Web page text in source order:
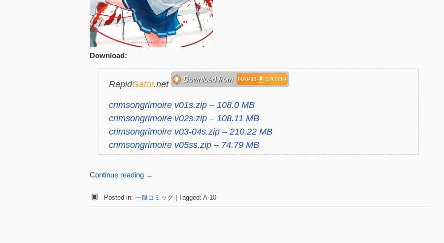
Download:
RapidGator.net
crimsongrimoire v01s.zip – 108.0 MB
crimsongrimoire v02s.zip – 108.11 MB
crimsongrimoire v03-04s.zip – 210.22 MB
crimsongrimoire v05ss.zip – 74.79 MB
Continue reading →
Posted in: 一般コミック Tagged: A-10